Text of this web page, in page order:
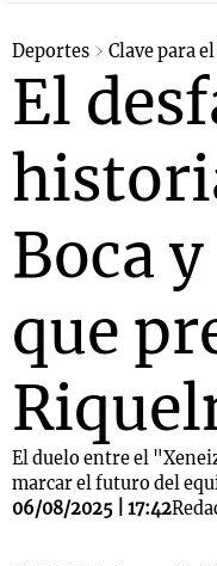
Deportes Clave para
El
Boca
que
El duelo entre el
marcar el futuro del
06/08/2025 | 17:42